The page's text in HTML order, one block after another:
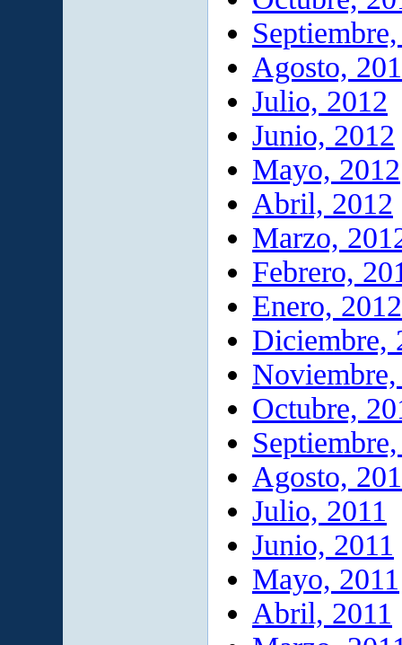
Agosto,
Julio, 2012
Junio, 2012
Mayo, 2012
Abril, 2012
Marzo,
Febrero,
Enero, 2012
Diciembre,
Octubre,
Agosto,
Julio, 2011
Junio, 2011
Mayo, 2011
Abril, 2011